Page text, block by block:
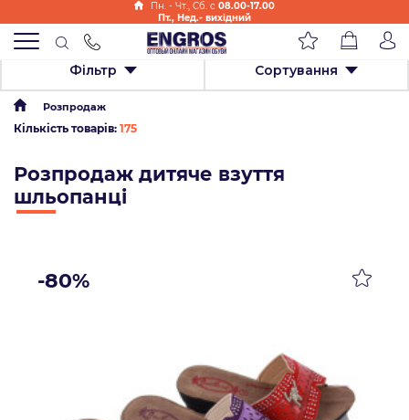
Пн. - Чт., Cб. с 08.00-17.00
Пт., Нед.- вихідний
Фільтр Сортування
Розпродаж
Кількість товарів: 175
Розпродаж дитяче взуття
шльопанці
-80%